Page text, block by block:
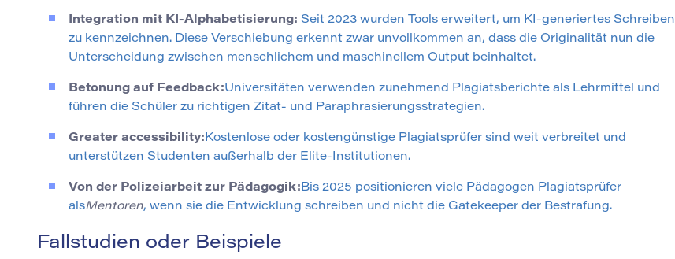
Integration mit KI-Alphabetisierung: Seit 2023 wurden Tools erweitert, um KI-generiertes Schreiben
zu kennzeichnen. Diese Verschiebung erkennt zwar unvollkommen an, dass die Originalität nun die
Unterscheidung zwischen menschlichem und maschinellem Output beinhaltet.
Betonung auf Feedback:Universitäten verwenden zunehmend Plagiatsberichte als Lehrmittel und
führen die Schüler zu richtigen Zitat- und Paraphrasierungsstrategien.
Greater accessibility:Kostenlose oder kostengünstige Plagiatsprüfer sind weit verbreitet und
unterstützen Studenten außerhalb der Elite-Institutionen.
Von der Polizeiarbeit zur Pädagogik:Bis 2025 positionieren viele Pädagogen Plagiatsprüfer
alsMentoren, wenn sie die Entwicklung schreiben und nicht die Gatekeeper der Bestrafung.
Fallstudien oder Beispiele